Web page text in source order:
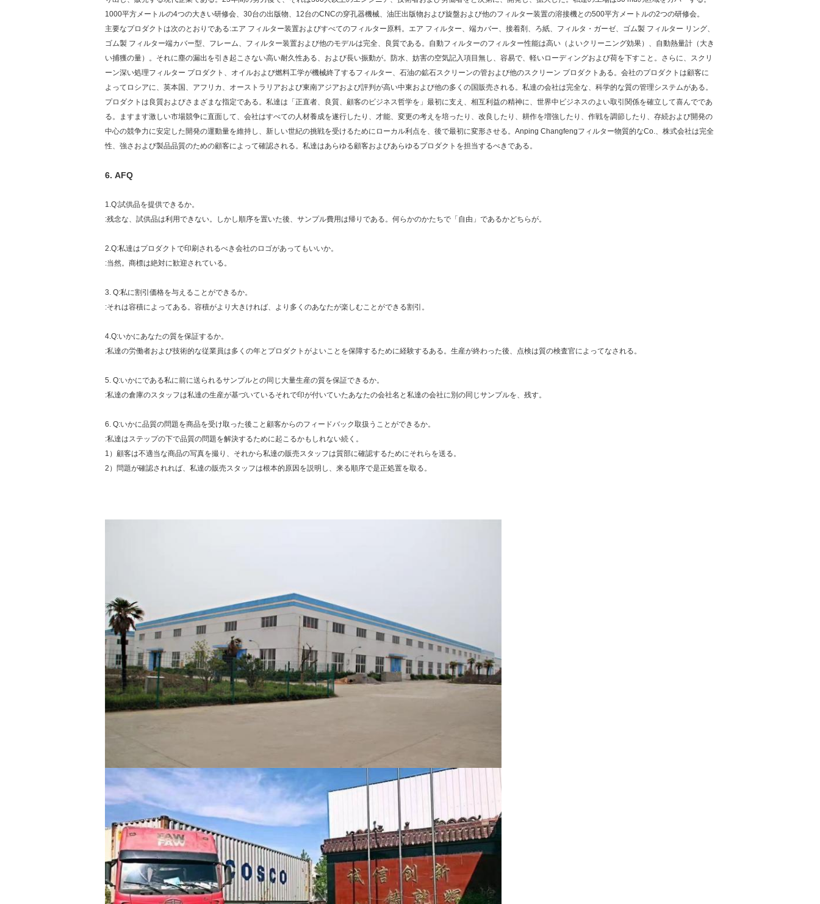
1000平方メートルの4つの大きい研修会、30台の出版物、12台のCNCの穿孔器機械、油圧出版物および旋盤および他のフィルター装置の溶接機との500平方メートルの2つの研修会。
主要なプロダクトは次のとおりである:エア フィルター装置およびすべてのフィルター原料。エア フィルター、端カバー、接着剤、ろ紙、フィルタ・ガーゼ、ゴム製 フィルター リング、
ゴム製 フィルター端カバー型、フレーム、フィルター装置および他のモデルは完全、良質である。自動フィルターのフィルター性能は高い（よいクリーニング効果）、自動熱量計（大き
い捕獲の量）。それに塵の漏出を引き起こさない高い耐久性ある、および長い振動が。防水、妨害の空気記入項目無し、容易で、軽いローディングおよび荷を下すこと。さらに、スクリ
ーン深い処理フィルター プロダクト、オイルおよび燃料工学が機械終了するフィルター、石油の鉱石スクリーンの管および他のスクリーン プロダクトある。会社のプロダクトは顧客に
よってロシアに、英本国、アフリカ、オーストラリアおよび東南アジアおよび評判が高い中東および他の多くの国販売される。私達の会社は完全な、科学的な質の管理システムがある。
プロダクトは良質およびさまざまな指定である。私達は「正直者、良質、顧客のビジネス哲学を」最初に支え、相互利益の精神に、世界中ビジネスのよい取引関係を確立して喜んでであ
る。ますます激しい市場競争に直面して、会社はすべての人材養成を遂行したり、才能、変更の考えを培ったり、改良したり、耕作を増強したり、作戦を調節したり、存続および開発の
中心の競争力に安定した開発の運動量を維持し、新しい世紀の挑戦を受けるためにローカル利点を、後で最初に変形させる。Anping Changfengフィルター物質的なCo.、株式会社は完全
性、強さおよび製品品質のための顧客によって確認される。私達はあらゆる顧客およびあらゆるプロダクトを担当するべきである。
6. AFQ
1.Q:試供品を提供できるか。
:残念な、試供品は利用できない。しかし順序を置いた後、サンプル費用は帰りである。何らかのかたちで「自由」であるかどちらが。
2.Q:私達はプロダクトで印刷されるべき会社のロゴがあってもいいか。
:当然。商標は絶対に歓迎されている。
3. Q:私に割引価格を与えることができるか。
:それは容積によってある。容積がより大きければ、より多くのあなたが楽しむことができる割引。
4.Q:いかにあなたの質を保証するか。
:私達の労働者および技術的な従業員は多くの年とプロダクトがよいことを保障するために経験するある。生産が終わった後、点検は質の検査官によってなされる。
5. Q:いかにである私に前に送られるサンプルとの同じ大量生産の質を保証できるか。
:私達の倉庫のスタッフは私達の生産が基づいているそれで印が付いていたあなたの会社名と私達の会社に別の同じサンプルを、残す。
6. Q:いかに品質の問題を商品を受け取った後こと顧客からのフィードバック取扱うことができるか。
:私達はステップの下で品質の問題を解決するために起こるかもしれない続く。
1）顧客は不適当な商品の写真を撮り、それから私達の販売スタッフは質部に確認するためにそれらを送る。
2）問題が確認されれば、私達の販売スタッフは根本的原因を説明し、来る順序で是正処置を取る。